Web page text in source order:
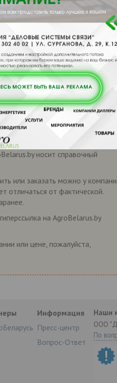
носит справочный
или заказать можно у
отличаться от фактической.
на AgroBelarus.by
или цене, пожалуйста,
Информация
Пресс-центр
Вопрос-Ответ
Наши
ООО
По